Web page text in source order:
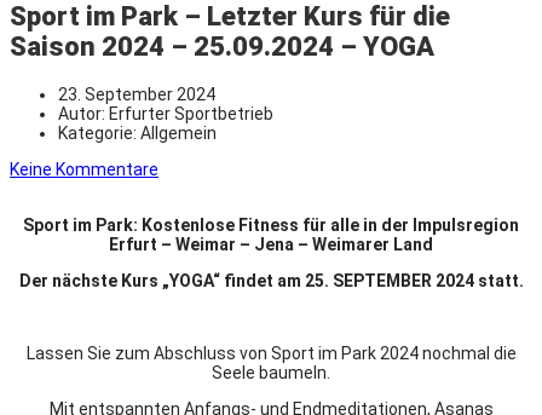
Sport im Park – Letzter Kurs für die
Saison 2024 – 25.09.2024 – YOGA
23. September 2024
Autor: Erfurter Sportbetrieb
Kategorie: Allgemein
Keine Kommentare
Sport im Park: Kostenlose Fitness für alle in der Impulsregion
Erfurt – Weimar – Jena – Weimarer Land
Der nächste Kurs „YOGA“ findet am 25. SEPTEMBER 2024 statt.
Lassen Sie zum Abschluss von Sport im Park 2024 nochmal die
Seele baumeln.
Mit entspannten Anfangs- und Endmeditationen, Asanas